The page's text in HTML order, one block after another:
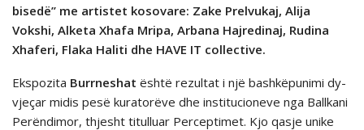
bisedë’’ me artistet kosovare: Zake Prelvukaj, Alija
Vokshi, Alketa Xhafa Mripa, Arbana Hajredinaj, Rudina
Xhaferi, Flaka Haliti dhe HAVE IT collective.
Ekspozita Burrneshat është rezultat i një bashkëpunimi dy-
vjeçar midis pesë kuratorëve dhe institucioneve nga Ballkani
Perëndimor, thjesht titulluar Perceptimet. Kjo qasje unike